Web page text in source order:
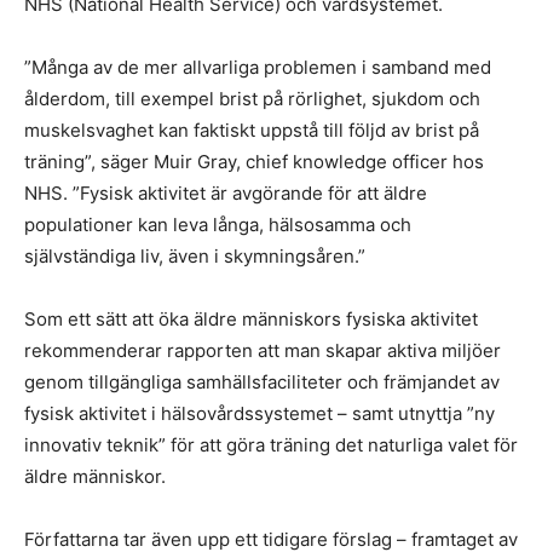
”Många av de mer allvarliga problemen i samband med
ålderdom, till exempel brist på rörlighet, sjukdom och
muskelsvaghet kan faktiskt uppstå till följd av brist på
träning”, säger Muir Gray, chief knowledge officer hos
NHS. ”Fysisk aktivitet är avgörande för att äldre
populationer kan leva långa, hälsosamma och
självständiga liv, även i skymningsåren.”
Som ett sätt att öka äldre människors fysiska aktivitet
rekommenderar rapporten att man skapar aktiva miljöer
genom tillgängliga samhällsfaciliteter och främjandet av
fysisk aktivitet i hälsovårdssystemet – samt utnyttja ”ny
innovativ teknik” för att göra träning det naturliga valet för
äldre människor.
Författarna tar även upp ett tidigare förslag – framtaget av